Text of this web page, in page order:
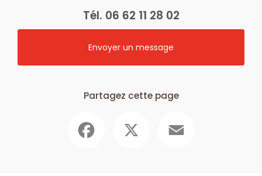
Tél. 06 62 11 28 02
Envoyer un message
Partagez cette page